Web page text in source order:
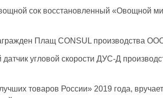
сок восстановленный «Овощной
Плащ CONSUL производства
угловой скорости ДУС-Д
товаров России» 2019 года,